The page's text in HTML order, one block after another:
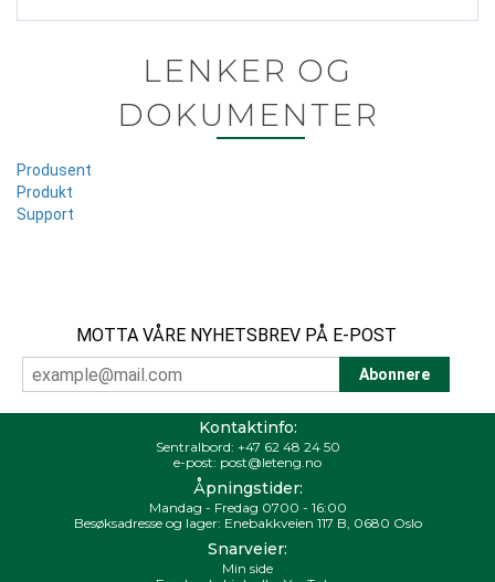
LENKER OG
DOKUMENTER
Produsent
Produkt
Support
MOTTA VÅRE NYHETSBREV PÅ E-POST
Kontaktinfo:
Sentralbord: +47 62 48 24 50
e-post: post@leteng.no
Åpningstider:
Mandag - Fredag 0700 - 16:00
Besøksadresse og lager: Enebakkveien 117 B, 0680 Oslo
Snarveier:
Min side